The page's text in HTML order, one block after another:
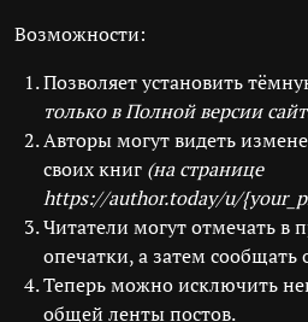
Возможности:
Позволяет установить
только в Полной версии
Авторы могут видеть
своих книг (на странице
https://author.today/u/
Читатели могут отмечать в
опечатки, а затем сообщать
Теперь можно исключить
общей ленты постов.